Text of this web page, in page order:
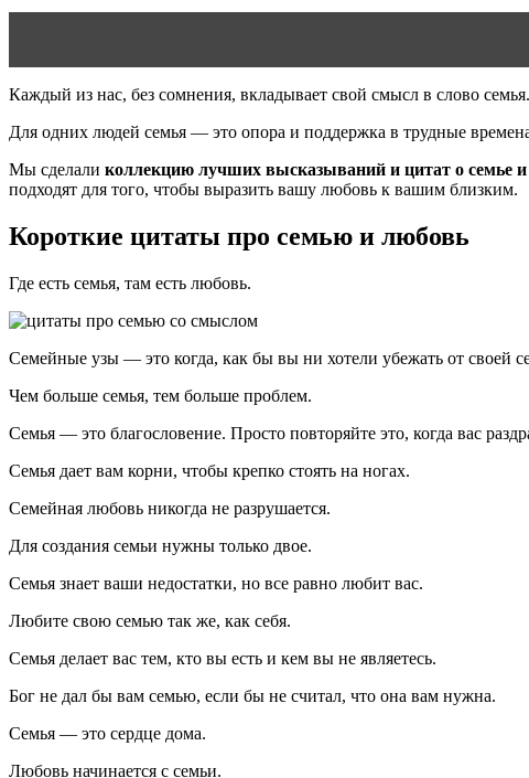
Каждый из нас, без сомнения, вкладывает свой смысл в слово семья.
Для одних людей семья — это опора и поддержка в трудные
Мы сделали коллекцию лучших высказываний и цитат о семье
подходят для того, чтобы выразить вашу любовь к вашим близким.
Короткие цитаты про семью и любовь
Где есть семья, там есть любовь.
Семейные узы — это когда, как бы вы ни хотели убежать от своей
Чем больше семья, тем больше проблем.
Семья — это благословение. Просто повторяйте это, когда вас
Семья дает вам корни, чтобы крепко стоять на ногах.
Семейная любовь никогда не разрушается.
Для создания семьи нужны только двое.
Семья знает ваши недостатки, но все равно любит вас.
Любите свою семью так же, как себя.
Семья делает вас тем, кто вы есть и кем вы не являетесь.
Бог не дал бы вам семью, если бы не считал, что она вам нужна.
Семья — это сердце дома.
Любовь начинается с семьи.